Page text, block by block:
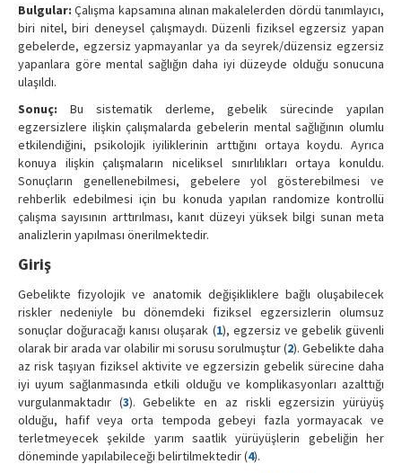
Bulgular: Çalışma kapsamına alınan makalelerden dördü tanımlayıcı,
biri nitel, biri deneysel çalışmaydı. Düzenli fiziksel egzersiz yapan
gebelerde, egzersiz yapmayanlar ya da seyrek/düzensiz egzersiz
yapanlara göre mental sağlığın daha iyi düzeyde olduğu sonucuna
ulaşıldı.
Sonuç: Bu sistematik derleme, gebelik sürecinde yapılan
egzersizlere ilişkin çalışmalarda gebelerin mental sağlığının olumlu
etkilendiğini, psikolojik iyiliklerinin arttığını ortaya koydu. Ayrıca
konuya ilişkin çalışmaların niceliksel sınırlılıkları ortaya konuldu.
Sonuçların genellenebilmesi, gebelere yol gösterebilmesi ve
rehberlik edebilmesi için bu konuda yapılan randomize kontrollü
çalışma sayısının arttırılması, kanıt düzeyi yüksek bilgi sunan meta
analizlerin yapılması önerilmektedir.
Giriş
Gebelikte fizyolojik ve anatomik değişikliklere bağlı oluşabilecek
riskler nedeniyle bu dönemdeki fiziksel egzersizlerin olumsuz
sonuçlar doğuracağı kanısı oluşarak (1), egzersiz ve gebelik güvenli
olarak bir arada var olabilir mi sorusu sorulmuştur (2). Gebelikte daha
az risk taşıyan fiziksel aktivite ve egzersizin gebelik sürecine daha
iyi uyum sağlanmasında etkili olduğu ve komplikasyonları azalttığı
vurgulanmaktadır (3). Gebelikte en az riskli egzersizin yürüyüş
olduğu, hafif veya orta tempoda gebeyi fazla yormayacak ve
terletmeyecek şekilde yarım saatlik yürüyüşlerin gebeliğin her
döneminde yapılabileceği belirtilmektedir (4).